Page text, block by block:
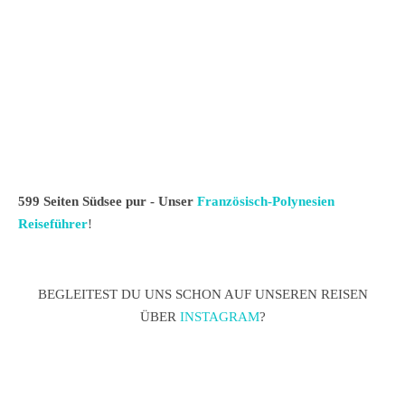
599 Seiten Südsee pur - Unser Französisch-Polynesien
Reiseführer!
BEGLEITEST DU UNS SCHON AUF UNSEREN REISEN
ÜBER INSTAGRAM?